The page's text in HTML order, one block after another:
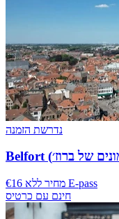
נדרשת הזמנה
€16 מחיר ללא E-pass
חינם עם כרטיס